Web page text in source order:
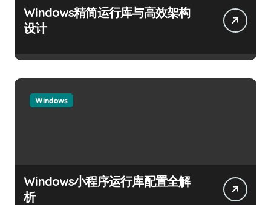
Windows精简运行库与高效架构
设计
Windows
Windows小程序运行库配置全解
析